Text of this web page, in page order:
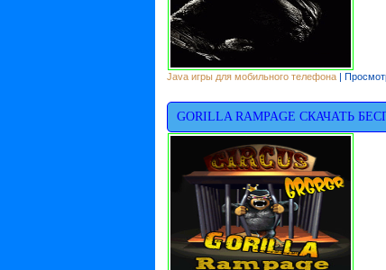
Java игры для мобильного телефона |
GORILLA RAMPAGE СКАЧАТЬ